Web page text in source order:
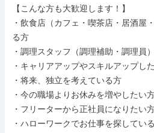
【こんな方も大歓迎します！】
・飲食店（カフェ・喫茶店・居酒屋
る方
・調理スタッフ（調理補助・調理員
・キャリアアップやスキルアップし
・将来、独立を考えている方
・今の職場よりお休みを増やしたい
・フリーターから正社員になりたい
・ハローワークでお仕事を探してい